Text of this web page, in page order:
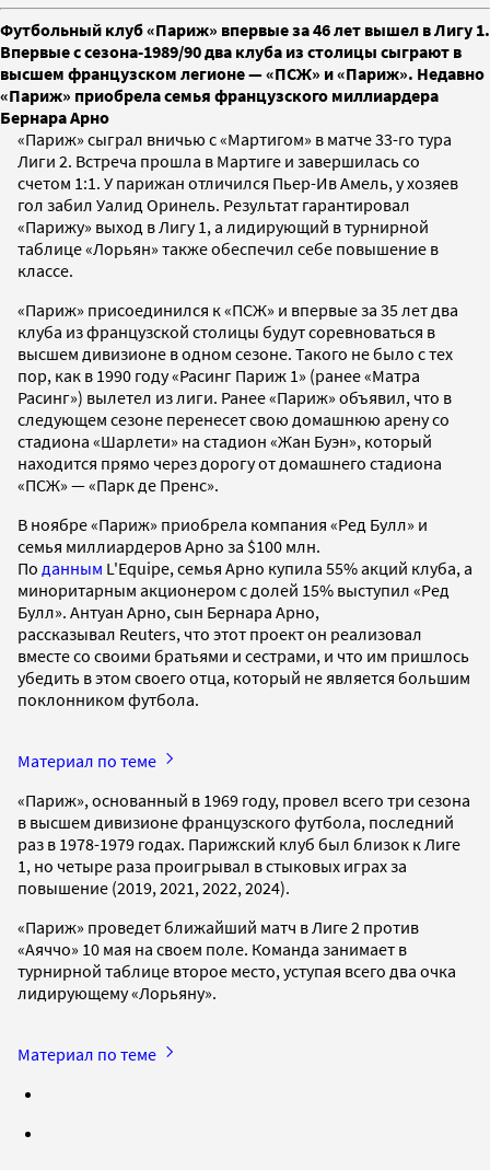
Футбольный клуб «Париж» впервые за 46 лет вышел в Лигу 1.
Впервые с сезона-1989/90 два клуба из столицы сыграют в
высшем французском легионе — «ПСЖ» и «Париж». Недавно
«Париж» приобрела семья французского миллиардера
Бернара Арно
«Париж» сыграл вничью с «Мартигом» в матче 33-го тура
Лиги 2. Встреча прошла в Мартиге и завершилась со
счетом 1:1. У парижан отличился Пьер-Ив Амель, у хозяев
гол забил Уалид Оринель. Результат гарантировал
«Парижу» выход в Лигу 1, а лидирующий в турнирной
таблице «Лорьян» также обеспечил себе повышение в
классе.
«Париж» присоединился к «ПСЖ» и впервые за 35 лет два
клуба из французской столицы будут соревноваться в
высшем дивизионе в одном сезоне. Такого не было с тех
пор, как в 1990 году «Расинг Париж 1» (ранее «Матра
Расинг») вылетел из лиги. Ранее «Париж» объявил, что в
следующем сезоне перенесет свою домашнюю арену со
стадиона «Шарлети» на стадион «Жан Буэн», который
находится прямо через дорогу от домашнего стадиона
«ПСЖ» — «Парк де Пренс».
В ноябре «Париж» приобрела компания «Ред Булл» и
семья миллиардеров Арно за $100 млн.
По данным L'Equipe, семья Арно купила 55% акций клуба, а
миноритарным акционером с долей 15% выступил «Ред
Булл». Антуан Арно, сын Бернара Арно,
рассказывал Reuters, что этот проект он реализовал
вместе со своими братьями и сестрами, и что им пришлось
убедить в этом своего отца, который не является большим
поклонником футбола.
Материал по теме
«Париж», основанный в 1969 году, провел всего три сезона
в высшем дивизионе французского футбола, последний
раз в 1978-1979 годах. Парижский клуб был близок к Лиге
1, но четыре раза проигрывал в стыковых играх за
повышение (2019, 2021, 2022, 2024).
«Париж» проведет ближайший матч в Лиге 2 против
«Аяччо» 10 мая на своем поле. Команда занимает в
турнирной таблице второе место, уступая всего два очка
лидирующему «Лорьяну».
Материал по теме